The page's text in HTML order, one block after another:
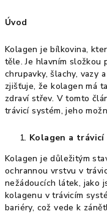
Úvod
Kolagen je bílkovina,
těle. Je hlavním složkou
chrupavky, šlachy, vazy
zjišťuje, že kolagen má
zdraví střev. V tomto
trávicí systém, jeho
Kolagen a trávicí
Kolagen je důležitým
ochrannou vrstvu v
nežádoucích látek, jako
kolagenu v trávicím
bariéry, což vede k